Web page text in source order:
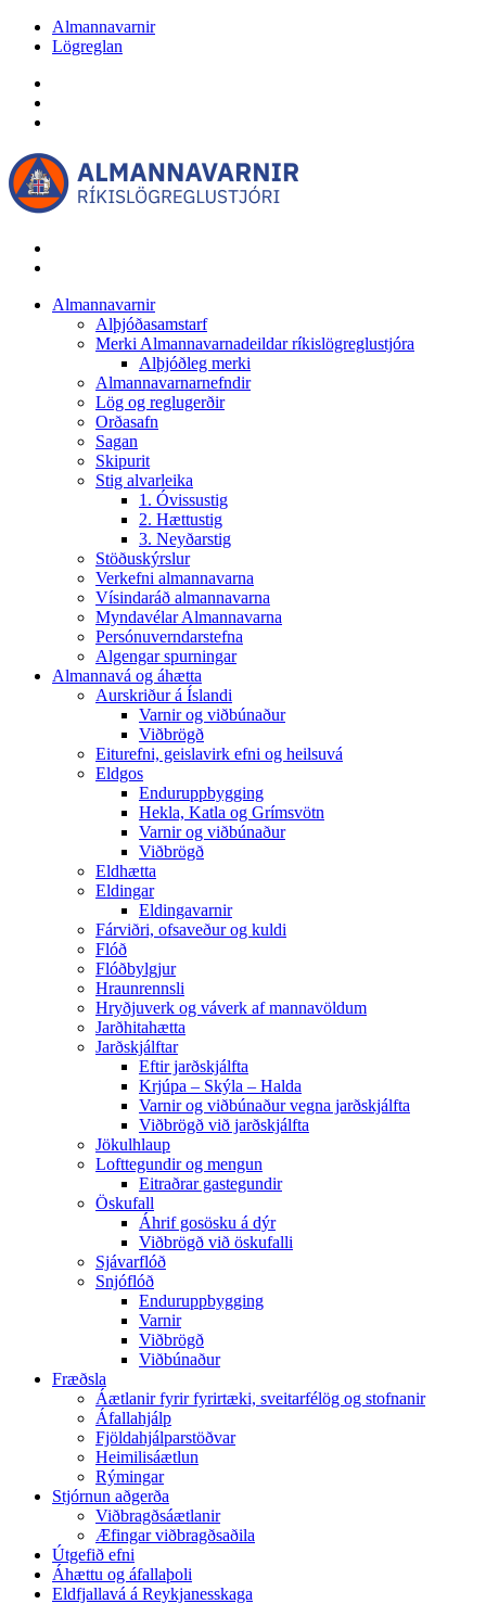
Almannavarnir
Lögreglan
Almannavarnir
Alþjóðasamstarf
Merki Almannavarnadeildar ríkislögreglustjóra
Alþjóðleg merki
Almannavarnarnefndir
Lög og reglugerðir
Orðasafn
Sagan
Skipurit
Stig alvarleika
1. Óvissustig
2. Hættustig
3. Neyðarstig
Stöðuskýrslur
Verkefni almannavarna
Vísindaráð almannavarna
Myndavélar Almannavarna
Persónuverndarstefna
Algengar spurningar
Almannavá og áhætta
Aurskriður á Íslandi
Varnir og viðbúnaður
Viðbrögð
Eiturefni, geislavirk efni og heilsuvá
Eldgos
Enduruppbygging
Hekla, Katla og Grímsvötn
Varnir og viðbúnaður
Viðbrögð
Eldhætta
Eldingar
Eldingavarnir
Fárviðri, ofsaveður og kuldi
Flóð
Flóðbylgjur
Hraunrennsli
Hryðjuverk og váverk af mannavöldum
Jarðhitahætta
Jarðskjálftar
Eftir jarðskjálfta
Krjúpa – Skýla – Halda
Varnir og viðbúnaður vegna jarðskjálfta
Viðbrögð við jarðskjálfta
Jökulhlaup
Lofttegundir og mengun
Eitraðrar gastegundir
Öskufall
Áhrif gosösku á dýr
Viðbrögð við öskufalli
Sjávarflóð
Snjóflóð
Enduruppbygging
Varnir
Viðbrögð
Viðbúnaður
Fræðsla
Áætlanir fyrir fyrirtæki, sveitarfélög og stofnanir
Áfallahjálp
Fjöldahjálparstöðvar
Heimilisáætlun
Rýmingar
Stjórnun aðgerða
Viðbragðsáætlanir
Æfingar viðbragðsaðila
Útgefið efni
Áhættu og áfallaþoli
Eldfjallavá á Reykjanesskaga